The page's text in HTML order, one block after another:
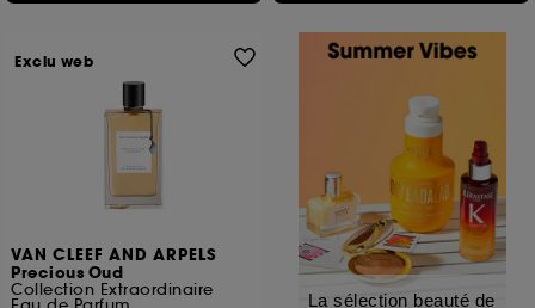
VAN CLEEF AND ARPELS
Precious Oud
Collection Extraordinaire
Exclu web
La sélection beauté de